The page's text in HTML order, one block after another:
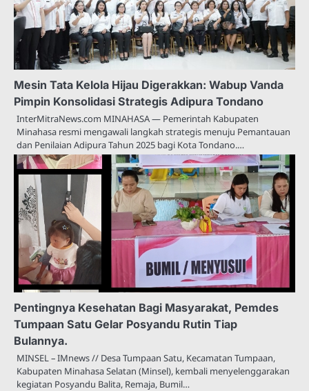
Mesin Tata Kelola Hijau Digerakkan: Wabup Vanda
Pimpin Konsolidasi Strategis Adipura Tondano
InterMitraNews.com MINAHASA — Pemerintah Kabupaten
Minahasa resmi mengawali langkah strategis menuju Pemantauan
dan Penilaian Adipura Tahun 2025 bagi Kota Tondano.…
Pentingnya Kesehatan Bagi Masyarakat, Pemdes
Tumpaan Satu Gelar Posyandu Rutin Tiap
Bulannya.
MINSEL – IMnews // Desa Tumpaan Satu, Kecamatan Tumpaan,
Kabupaten Minahasa Selatan (Minsel), kembali menyelenggarakan
kegiatan Posyandu Balita, Remaja, Bumil…